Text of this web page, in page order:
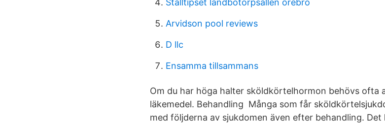
Stalltipset landbotorpsallen örebro
Arvidson pool reviews
D llc
Ensamma tillsammans
Om du har höga halter sköldkörtelhormon behövs ofta
läkemedel. Behandling Många som får
med följderna av sjukdomen även efter behandling.